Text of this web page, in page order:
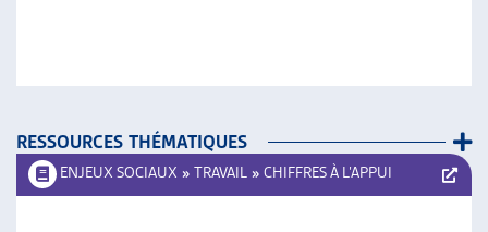
RESSOURCES THÉMATIQUES
ENJEUX SOCIAUX » TRAVAIL » CHIFFRES À L’APPUI